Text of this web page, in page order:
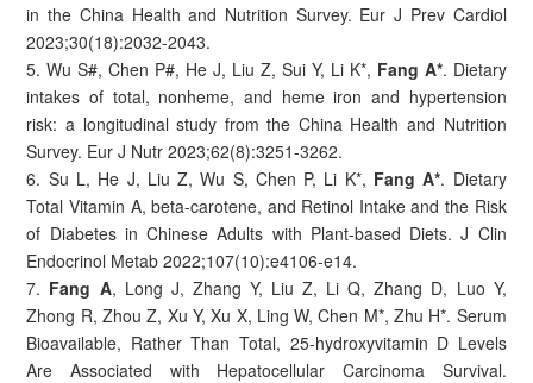
in the China Health and Nutrition Survey. Eur J Prev Cardiol
2023;30(18):2032-2043.
5. Wu S#, Chen P#, He J, Liu Z, Sui Y, Li K*, Fang A*. Dietary
intakes of total, nonheme, and heme iron and hypertension
risk: a longitudinal study from the China Health and Nutrition
Survey. Eur J Nutr 2023;62(8):3251-3262.
6. Su L, He J, Liu Z, Wu S, Chen P, Li K*, Fang A*. Dietary
Total Vitamin A, beta-carotene, and Retinol Intake and the Risk
of Diabetes in Chinese Adults with Plant-based Diets. J Clin
Endocrinol Metab 2022;107(10):e4106-e14.
7. Fang A, Long J, Zhang Y, Liu Z, Li Q, Zhang D, Luo Y,
Zhong R, Zhou Z, Xu Y, Xu X, Ling W, Chen M*, Zhu H*. Serum
Bioavailable, Rather Than Total, 25-hydroxyvitamin D Levels
Are Associated with Hepatocellular Carcinoma Survival.